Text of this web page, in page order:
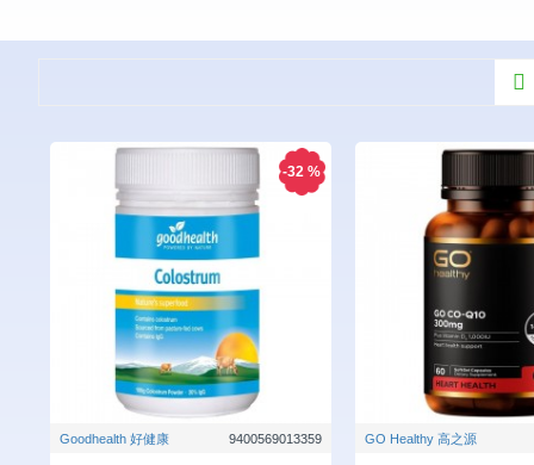
-32 %
Goodhealth 好健康 9400569013359 GO Healthy 高之源